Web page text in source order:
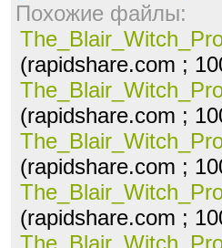
Похожие файлы:
(rapidshare.com ;
(rapidshare.com ;
(rapidshare.com ;
(rapidshare.com ;